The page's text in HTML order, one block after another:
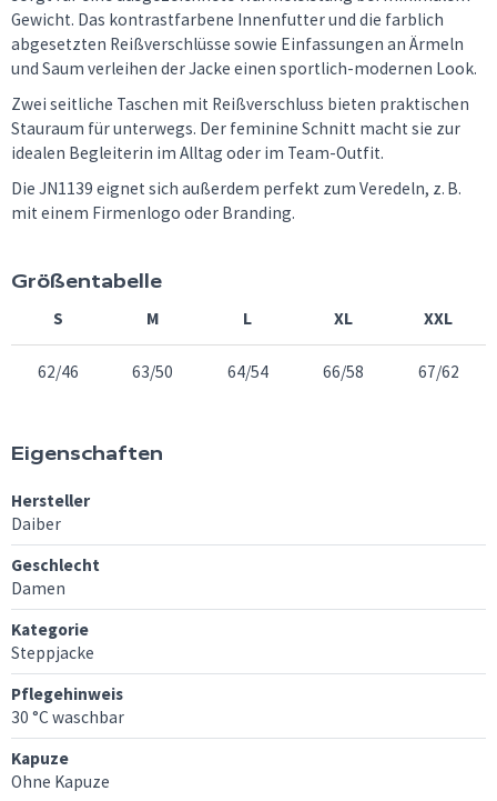
Gewicht. Das kontrastfarbene Innenfutter und die farblich
abgesetzten Reißverschlüsse sowie Einfassungen an Ärmeln
und Saum verleihen der Jacke einen sportlich-modernen Look.
Zwei seitliche Taschen mit Reißverschluss bieten praktischen
Stauraum für unterwegs. Der feminine Schnitt macht sie zur
idealen Begleiterin im Alltag oder im Team-Outfit.
Die JN1139 eignet sich außerdem perfekt zum Veredeln, z. B.
mit einem Firmenlogo oder Branding.
Größentabelle
S M L XL XXL
62/46 63/50 64/54 66/58 67/62
Eigenschaften
Hersteller
Daiber
Geschlecht
Damen
Kategorie
Steppjacke
Pflegehinweis
30 °C waschbar
Kapuze
Ohne Kapuze